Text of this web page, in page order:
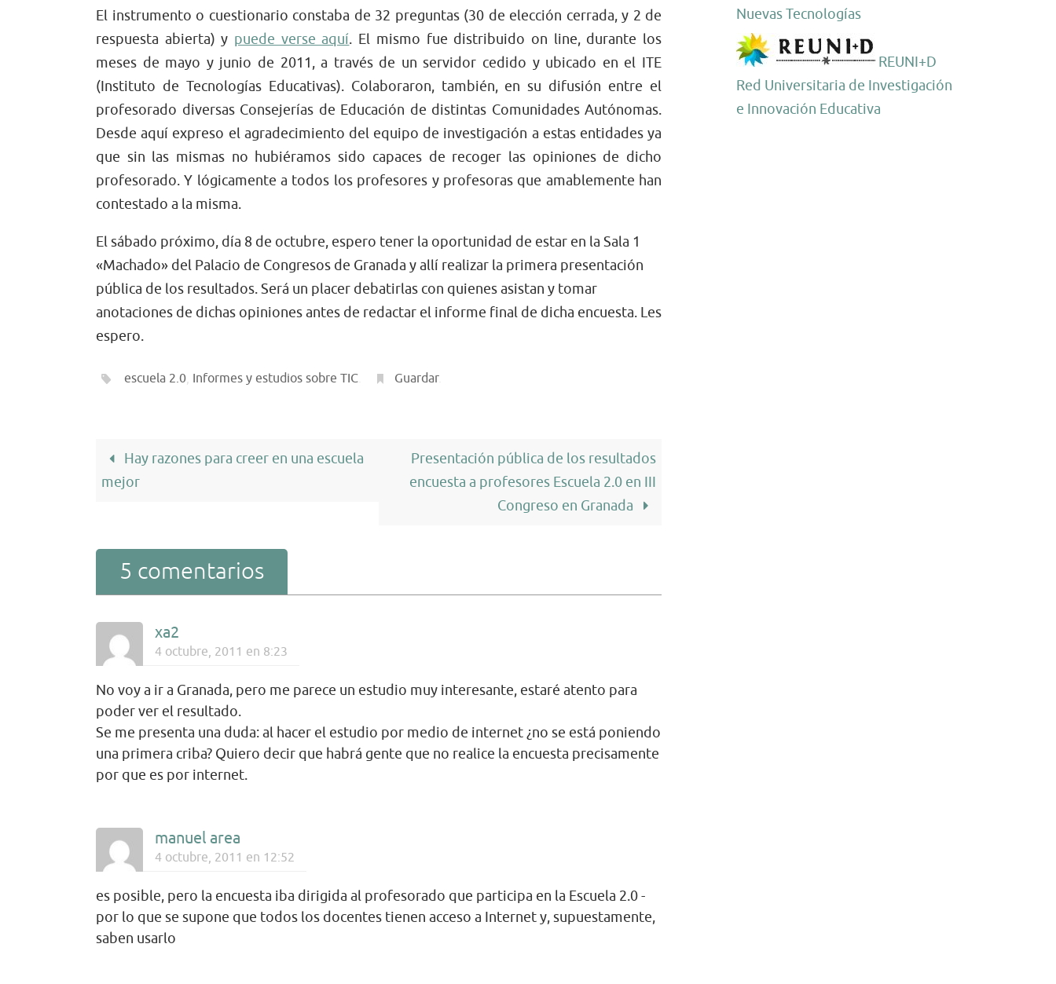
El instrumento o cuestionario constaba de 32 preguntas (30 de elección cerrada, y 2 de
respuesta abierta) y puede verse aquí. El mismo fue distribuido on line, durante los
meses de mayo y junio de 2011, a través de un servidor cedido y ubicado en el ITE
(Instituto de Tecnologías Educativas). Colaboraron, también, en su difusión entre el
profesorado diversas Consejerías de Educación de distintas Comunidades Autónomas.
Desde aquí expreso el agradecimiento del equipo de investigación a estas entidades ya
que sin las mismas no hubiéramos sido capaces de recoger las opiniones de dicho
profesorado. Y lógicamente a todos los profesores y profesoras que amablemente han
contestado a la misma.
El sábado próximo, día 8 de octubre, espero tener la oportunidad de estar en la Sala 1
«Machado» del Palacio de Congresos de Granada y allí realizar la primera presentación
pública de los resultados. Será un placer debatirlas con quienes asistan y tomar
anotaciones de dichas opiniones antes de redactar el informe final de dicha encuesta. Les
espero.
escuela 2.0, Informes y estudios sobre TIC. Guardar.
Hay razones para creer en una escuela
mejor
Presentación pública de los resultados
encuesta a profesores Escuela 2.0 en III
Congreso en Granada
5 comentarios
xa2
4 octubre, 2011 en 8:23
No voy a ir a Granada, pero me parece un estudio muy interesante, estaré atento para
poder ver el resultado.
Se me presenta una duda: al hacer el estudio por medio de internet ¿no se está poniendo
una primera criba? Quiero decir que habrá gente que no realice la encuesta precisamente
por que es por internet.
manuel area
4 octubre, 2011 en 12:52
es posible, pero la encuesta iba dirigida al profesorado que participa en la Escuela 2.0 -
por lo que se supone que todos los docentes tienen acceso a Internet y, supuestamente,
saben usarlo
Nuevas Tecnologías
REUNI+D
Red Universitaria de Investigación
e Innovación Educativa